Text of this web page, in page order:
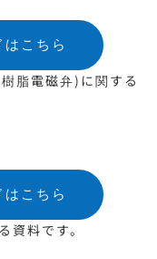
こちら
脂電磁弁)に関する
こちら
料です。